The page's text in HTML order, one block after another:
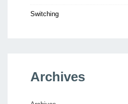
Switching
Archives